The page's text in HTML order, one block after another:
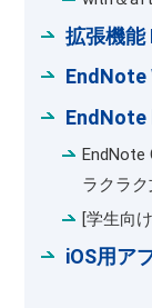
拡張機
EndNote
EndNote
EndNote
ラクラ
[学生向
iOS用ア